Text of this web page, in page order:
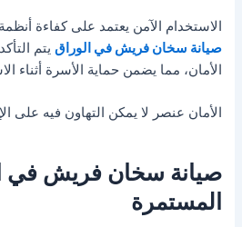
الاستخدام الآمن يعتمد على كفاءة
صيانة سخان فريش في الوراق يتم
الأمان، مما يضمن حماية الأسرة أثناء
الأمان عنصر لا يمكن التهاون فيه على
صيانة سخان فريش في
المستمرة